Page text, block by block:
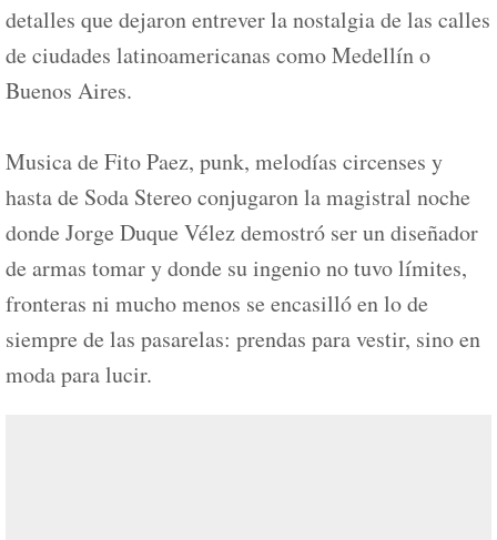
detalles que dejaron entrever la nostalgia de las calles
de ciudades latinoamericanas como Medellín o
Buenos Aires.
Musica de Fito Paez, punk, melodías circenses y
hasta de Soda Stereo conjugaron la magistral noche
donde Jorge Duque Vélez demostró ser un diseñador
de armas tomar y donde su ingenio no tuvo límites,
fronteras ni mucho menos se encasilló en lo de
siempre de las pasarelas: prendas para vestir, sino en
moda para lucir.